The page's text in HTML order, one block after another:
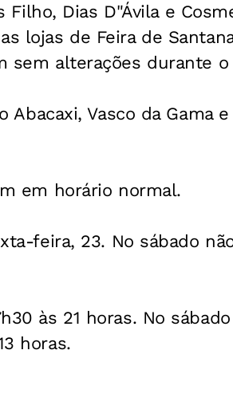
Dias D"Ávila e
lojas de Feira de
sem alterações durante o
Vasco da Gama e
em horário normal.
feira, 23. No sábado
às 21 horas. No
horas.